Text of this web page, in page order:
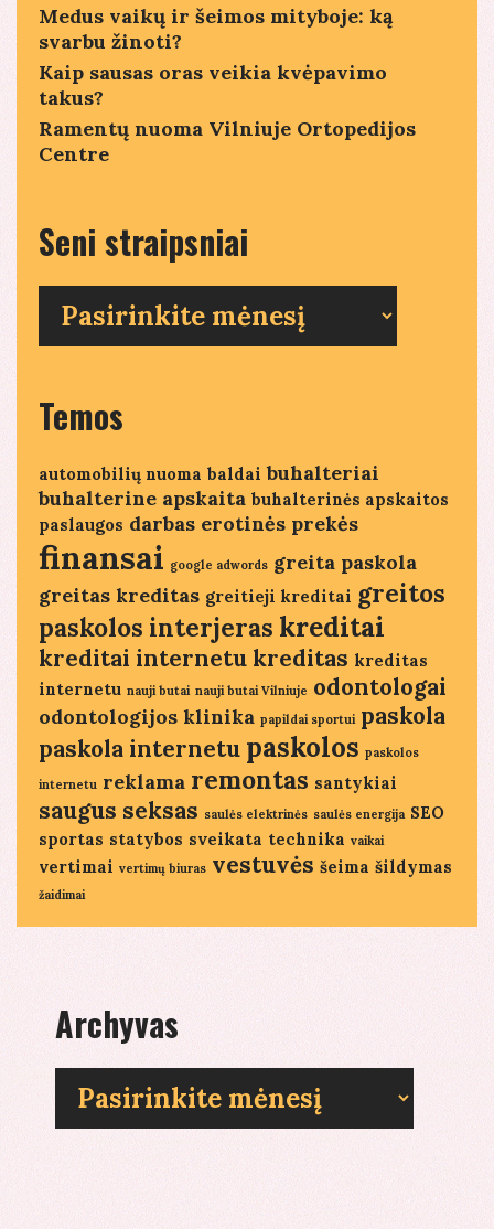
Medus vaikų ir šeimos mityboje: ką
svarbu žinoti?
Kaip sausas oras veikia kvėpavimo
takus?
Ramentų nuoma Vilniuje Ortopedijos
Centre
Seni straipsniai
straipsniai
Temos
automobilių nuoma baldai buhalteriai
buhalterine apskaita buhalterinės apskaitos
paslaugos darbas erotinės prekės
finansai google adwords greita paskola
greitas kreditas greitieji kreditai greitos
paskolos interjeras kreditai
kreditai internetu kreditas kreditas
internetu nauji butai nauji butai Vilniuje odontologai
odontologijos klinika papildai sportui paskola
paskola internetu paskolos paskolos
internetu reklama remontas santykiai
saugus seksas saulės elektrinės saulės energija SEO
sportas statybos sveikata technika vaikai
vertimai vertimų biuras vestuvės šeima šildymas
žaidimai
Archyvas